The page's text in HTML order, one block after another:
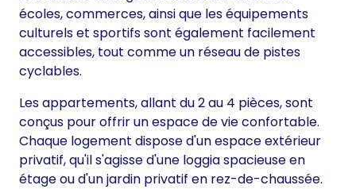
écoles, commerces, ainsi que les équipements
culturels et sportifs sont également facilement
accessibles, tout comme un réseau de pistes
cyclables.
Les appartements, allant du 2 au 4 pièces, sont
conçus pour offrir un espace de vie confortable.
Chaque logement dispose d'un espace extérieur
privatif, qu'il s'agisse d'une loggia spacieuse en
étage ou d'un jardin privatif en rez-de-chaussée.